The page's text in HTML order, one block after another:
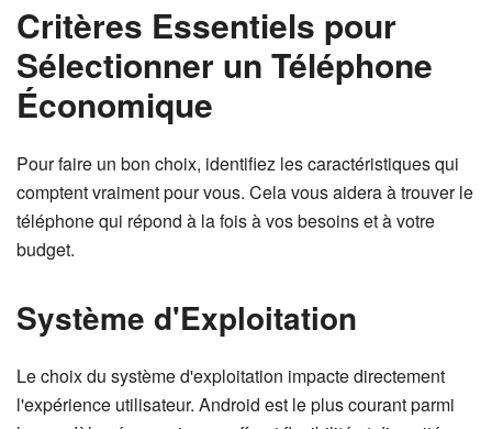
Critères Essentiels pour
Sélectionner un Téléphone
Économique
Pour faire un bon choix, identifiez les caractéristiques qui
comptent vraiment pour vous. Cela vous aidera à trouver le
téléphone qui répond à la fois à vos besoins et à votre
budget.
Système d'Exploitation
Le choix du système d'exploitation impacte directement
l'expérience utilisateur. Android est le plus courant parmi